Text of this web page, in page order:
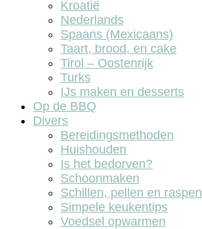
Kroatië
Nederlands
Spaans (Mexicaans)
Taart, brood, en cake
Tirol – Oostenrijk
Turks
IJs maken en desserts
Op de BBQ
Divers
Bereidingsmethoden
Huishouden
Is het bedorven?
Schoonmaken
Schillen, pellen en raspen
Simpele keukentips
Voedsel opwarmen